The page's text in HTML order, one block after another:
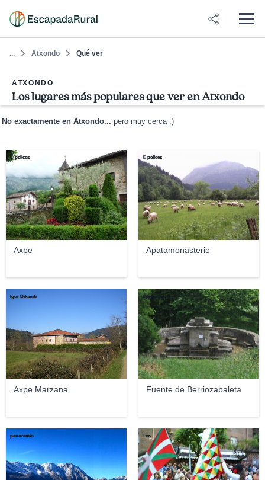
... Atxondo Qué ver
ATXONDO
Los lugares más populares que ver en Atxondo
No exactamente en Atxondo... pero muy cerca ;)
Axpe
© pelices
Apatamonasterio
© pelices
Axpe Marzana
Igor Bikandi
Fuente de Berriozabaleta
sylykonay
panoramio Txo